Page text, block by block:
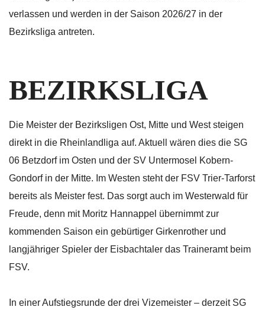
verlassen und werden in der Saison 2026/27 in der
Bezirksliga antreten.
BEZIRKSLIGA
Die Meister der Bezirksligen Ost, Mitte und West steigen
direkt in die Rheinlandliga auf. Aktuell wären dies die SG
06 Betzdorf im Osten und der SV Untermosel Kobern-
Gondorf in der Mitte. Im Westen steht der FSV Trier-Tarforst
bereits als Meister fest. Das sorgt auch im Westerwald für
Freude, denn mit Moritz Hannappel übernimmt zur
kommenden Saison ein gebürtiger Girkenrother und
langjähriger Spieler der Eisbachtaler das Traineramt beim
FSV.
In einer Aufstiegsrunde der drei Vizemeister – derzeit SG